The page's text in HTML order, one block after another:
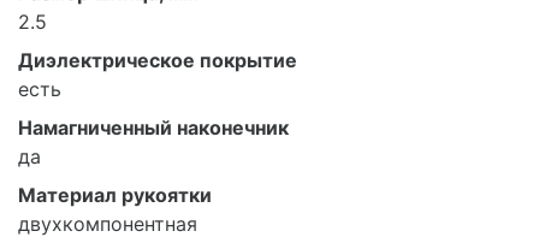
2.5
Диэлектрическое покрытие
есть
Намагниченный наконечник
да
Материал рукоятки
двухкомпонентная